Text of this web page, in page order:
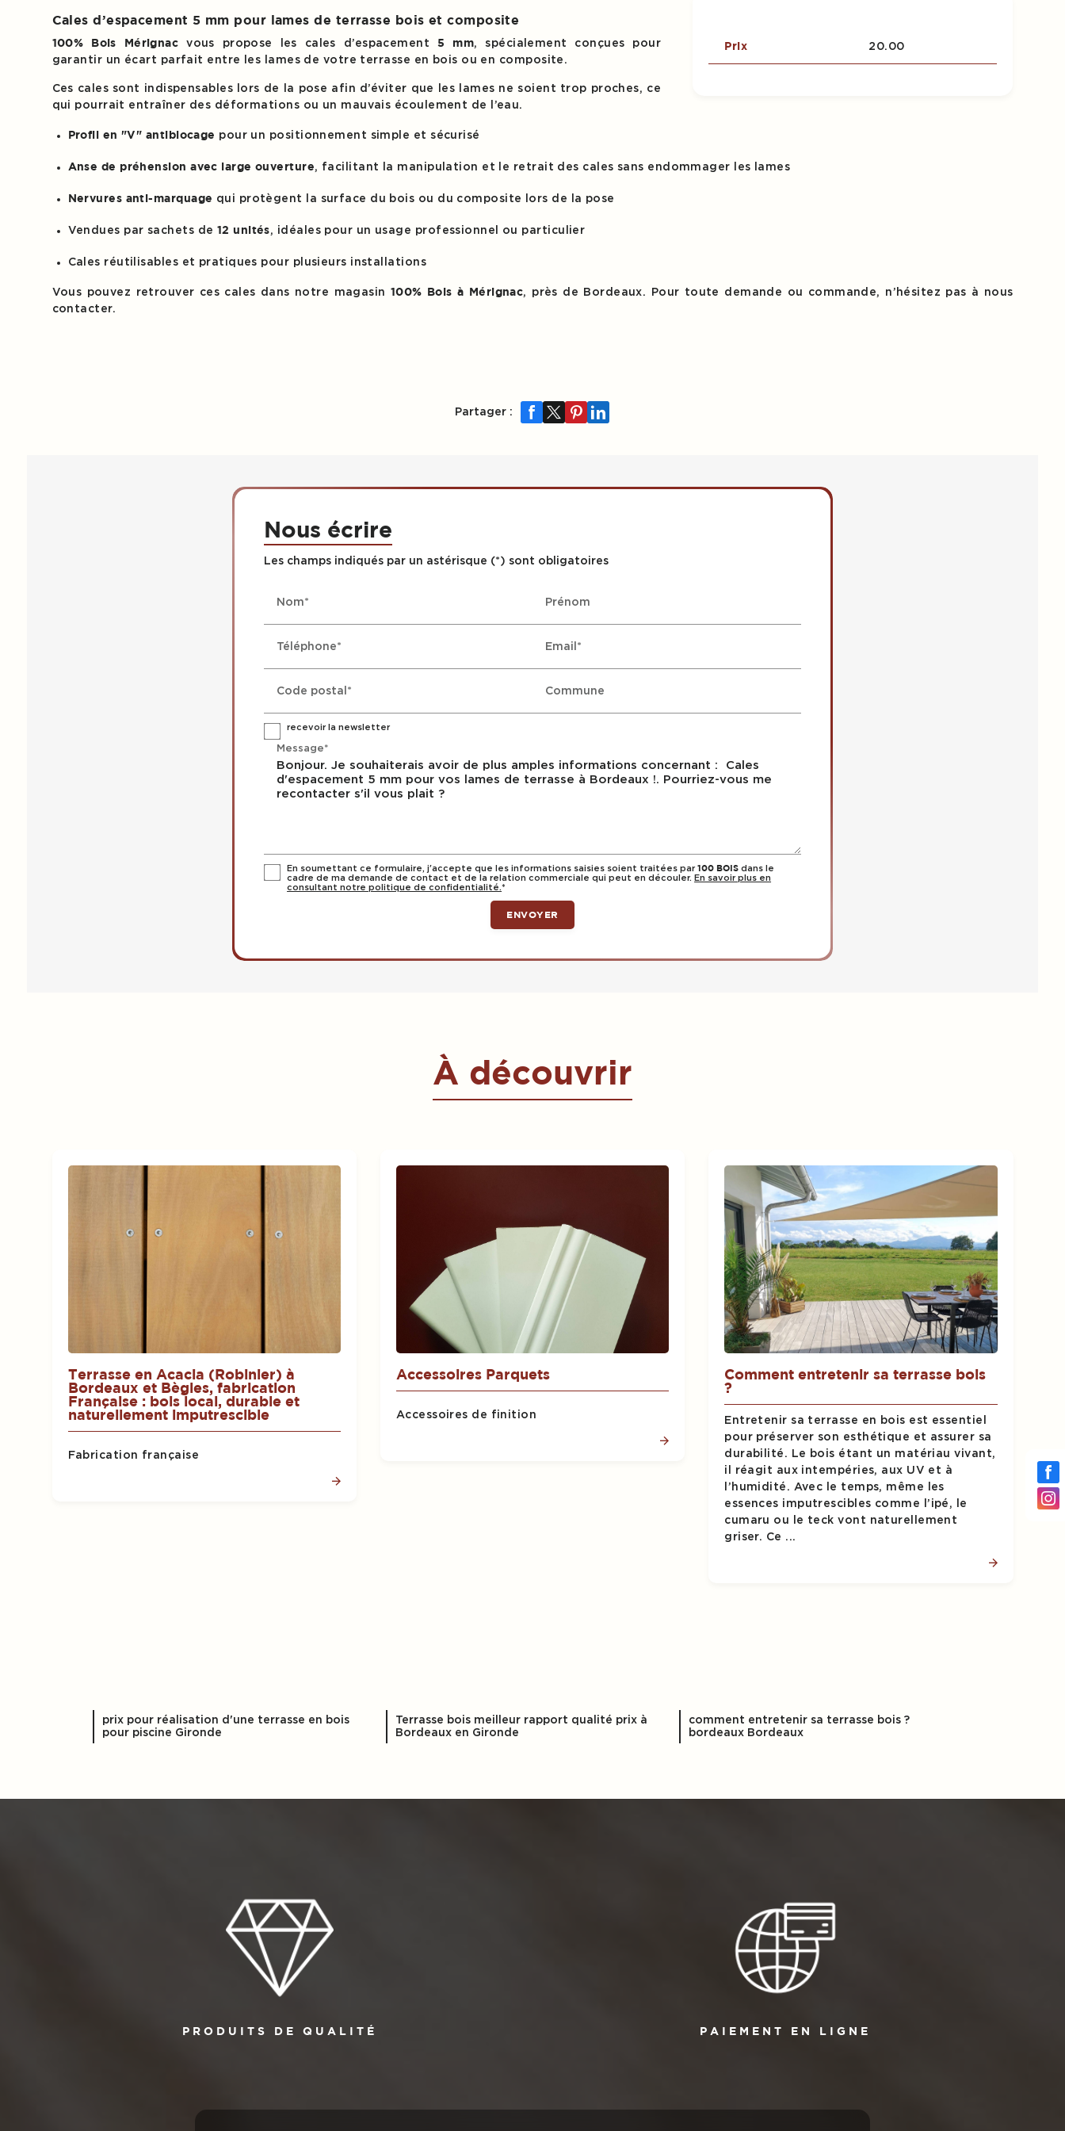
Prix 20.00
Cales d’espacement 5 mm pour lames de terrasse bois et composite
100% Bois Mérignac vous propose les cales d’espacement 5 mm, spécialement conçues pour
garantir un écart parfait entre les lames de votre terrasse en bois ou en composite.
Ces cales sont indispensables lors de la pose afin d’éviter que les lames ne soient trop proches, ce
qui pourrait entraîner des déformations ou un mauvais écoulement de l’eau.
Profil en "V" antiblocage pour un positionnement simple et sécurisé
Anse de préhension avec large ouverture, facilitant la manipulation et le retrait des cales sans endommager les lames
Nervures anti-marquage qui protègent la surface du bois ou du composite lors de la pose
Vendues par sachets de 12 unités, idéales pour un usage professionnel ou particulier
Cales réutilisables et pratiques pour plusieurs installations
Vous pouvez retrouver ces cales dans notre magasin 100% Bois à Mérignac, près de Bordeaux. Pour toute demande ou commande, n’hésitez pas à nous
contacter.
Partager :
Nous écrire
Les champs indiqués par un astérisque (*) sont obligatoires
Nom* Prénom
Téléphone* Email*
Code postal* Commune
recevoir la newsletter
Message*
En soumettant ce formulaire, j'accepte que les informations saisies soient traitées par100 BOIS dans le
cadre de ma demande de contact et de la relation commerciale qui peut en découler. En savoir plus en
consultant notre politique de confidentialité.*
À découvrir
Terrasse en Acacia (Robinier) à
Bordeaux et Bègles, fabrication
Française : bois local, durable et
naturellement imputrescible
Fabrication française
Accessoires Parquets
Accessoires de finition
Comment entretenir sa terrasse bois
?
Entretenir sa terrasse en bois est essentiel
pour préserver son esthétique et assurer sa
durabilité. Le bois étant un matériau vivant,
il réagit aux intempéries, aux UV et à
l’humidité. Avec le temps, même les
essences imputrescibles comme l’ipé, le
cumaru ou le teck vont naturellement
griser. Ce ...
prix pour réalisation d'une terrasse en bois
pour piscine Gironde
Terrasse bois meilleur rapport qualité prix à
Bordeaux en Gironde
comment entretenir sa terrasse bois ?
bordeaux Bordeaux
PRODUITS DE QUALITÉ PAIEMENT EN LIGNE